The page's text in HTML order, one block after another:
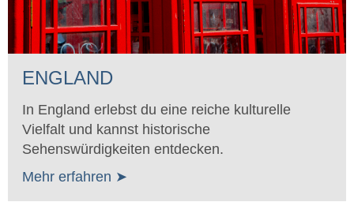
ENGLAND
In England erlebst du eine reiche kulturelle
Vielfalt und kannst historische
Sehenswürdigkeiten entdecken.
Mehr erfahren ➤